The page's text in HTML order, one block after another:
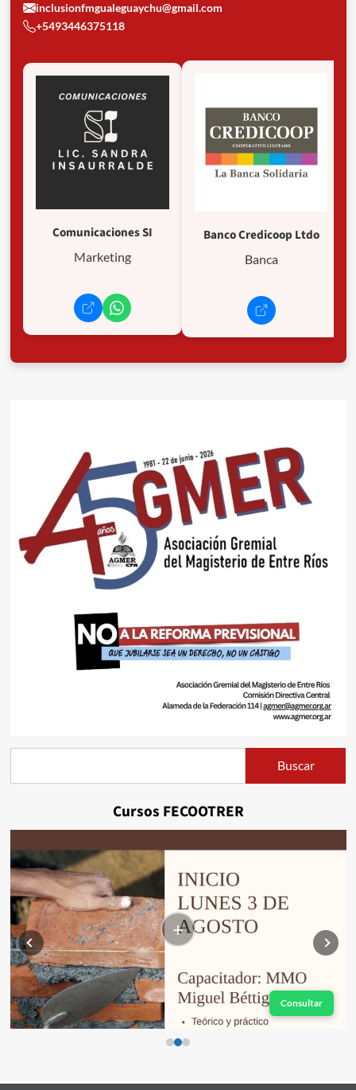
inclusionfmgualeguaychu@gmail.com
+5493446375118
Comunicaciones SI
Marketing
Banco Credicoop Ltdo
Banca
Buscar
Cursos FECOOTRER
+
Consultar